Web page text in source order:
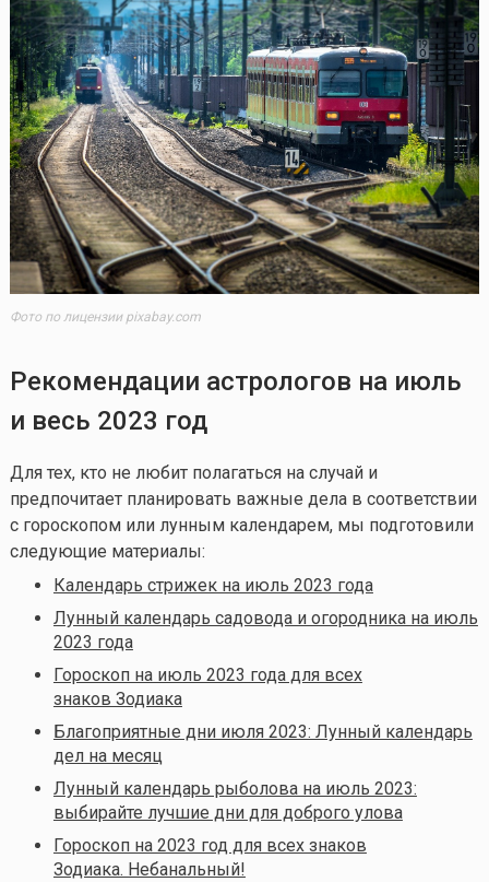
Фото по лицензии pixabay.com
Рекомендации астрологов на июль
и весь 2023 год
Для тех, кто не любит полагаться на случай и
предпочитает планировать важные дела в соответствии
с гороскопом или лунным календарем, мы подготовили
следующие материалы:
Календарь стрижек на июль 2023 года
Лунный календарь садовода и огородника на июль
2023 года
Гороскоп на июль 2023 года для всех
знаков Зодиака
Благоприятные дни июля 2023: Лунный календарь
дел на месяц
Лунный календарь рыболова на июль 2023:
выбирайте лучшие дни для доброго улова
Гороскоп на 2023 год для всех знаков
Зодиака. Небанальный!